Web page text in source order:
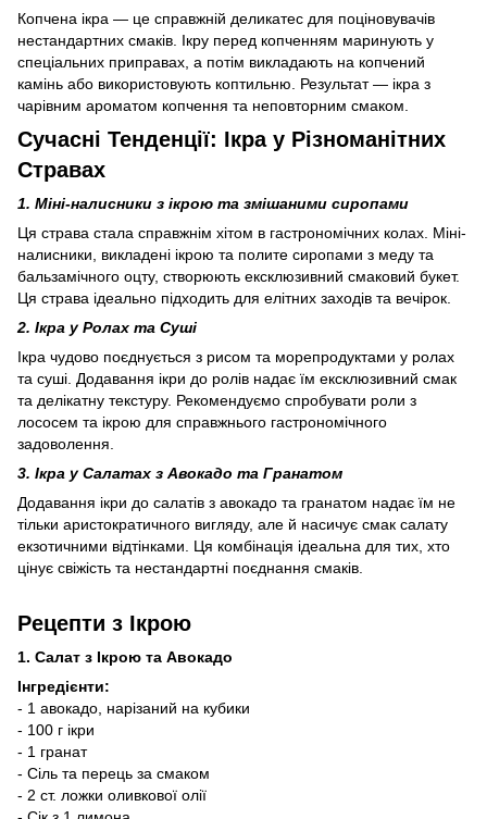
Копчена ікра — це справжній деликатес для поціновувачів
нестандартних смаків. Ікру перед копченням маринують у
спеціальних приправах, а потім викладають на копчений
камінь або використовують коптильню. Результат — ікра з
чарівним ароматом копчення та неповторним смаком.
Сучасні Тенденції: Ікра у Різноманітних
Стравах
1. Міні-налисники з ікрою та змішаними сиропами
Ця страва стала справжнім хітом в гастрономічних колах. Міні-
налисники, викладені ікрою та полите сиропами з меду та
бальзамічного оцту, створюють ексклюзивний смаковий букет.
Ця страва ідеально підходить для елітних заходів та вечірок.
2. Ікра у Ролах та Суші
Ікра чудово поєднується з рисом та морепродуктами у ролах
та суші. Додавання ікри до ролів надає їм ексклюзивний смак
та делікатну текстуру. Рекомендуємо спробувати роли з
лососем та ікрою для справжнього гастрономічного
задоволення.
3. Ікра у Салатах з Авокадо та Гранатом
Додавання ікри до салатів з авокадо та гранатом надає їм не
тільки аристократичного вигляду, але й насичує смак салату
екзотичними відтінками. Ця комбінація ідеальна для тих, хто
цінує свіжість та нестандартні поєднання смаків.
Рецепти з Ікрою
1. Салат з Ікрою та Авокадо
Інгредієнти:
- 1 авокадо, нарізаний на кубики
- 100 г ікри
- 1 гранат
- Сіль та перець за смаком
- 2 ст. ложки оливкової олії